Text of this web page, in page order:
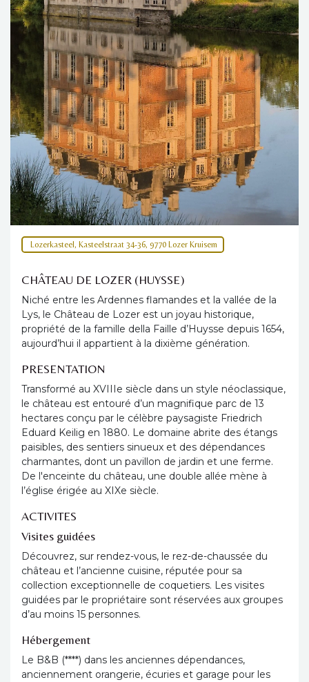
Lozerkasteel, Kasteelstraat 34-36, 9770 Lozer Kruisem
CHÂTEAU DE LOZER (HUYSSE)
Niché entre les Ardennes flamandes et la vallée de la
Lys, le Château de Lozer est un joyau historique,
propriété de la famille della Faille d’Huysse depuis 1654,
aujourd’hui il appartient à la dixième génération.
PRESENTATION
Transformé au XVIIIe siècle dans un style néoclassique,
le château est entouré d’un magnifique parc de 13
hectares conçu par le célèbre paysagiste Friedrich
Eduard Keilig en 1880. Le domaine abrite des étangs
paisibles, des sentiers sinueux et des dépendances
charmantes, dont un pavillon de jardin et une ferme.
De l'enceinte du château, une double allée mène à
l’église érigée au XIXe siècle.
ACTIVITES
Visites guidées
Découvrez, sur rendez-vous, le rez-de-chaussée du
château et l’ancienne cuisine, réputée pour sa
collection exceptionnelle de coquetiers. Les visites
guidées par le propriétaire sont réservées aux groupes
d’au moins 15 personnes.
Hébergement
Le B&B (****) dans les anciennes dépendances,
anciennement orangerie, écuries et garage pour les